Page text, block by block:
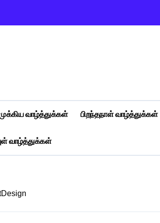
வாழ்த்துக்கள் பிறந்தநாள் வாழ்த்துக்கள்
வாழ்த்துக்கள்